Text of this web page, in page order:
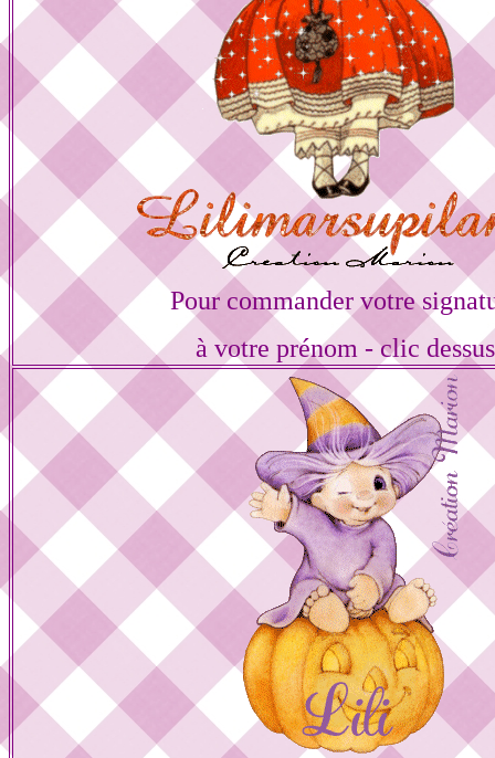
Pour commander votre
à votre prénom - clic dessus